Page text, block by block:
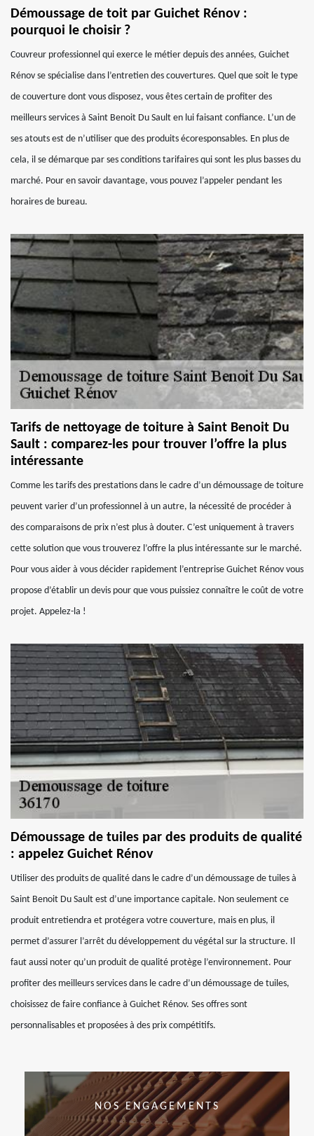
Démoussage de toit par Guichet Rénov :
pourquoi le choisir ?
Couvreur professionnel qui exerce le métier depuis des années, Guichet
Rénov se spécialise dans l’entretien des couvertures. Quel que soit le type
de couverture dont vous disposez, vous êtes certain de profiter des
meilleurs services à Saint Benoit Du Sault en lui faisant confiance. L’un de
ses atouts est de n’utiliser que des produits écoresponsables. En plus de
cela, il se démarque par ses conditions tarifaires qui sont les plus basses du
marché. Pour en savoir davantage, vous pouvez l’appeler pendant les
horaires de bureau.
Tarifs de nettoyage de toiture à Saint Benoit Du
Sault : comparez-les pour trouver l’offre la plus
intéressante
Comme les tarifs des prestations dans le cadre d’un démoussage de toiture
peuvent varier d’un professionnel à un autre, la nécessité de procéder à
des comparaisons de prix n’est plus à douter. C’est uniquement à travers
cette solution que vous trouverez l’offre la plus intéressante sur le marché.
Pour vous aider à vous décider rapidement l’entreprise Guichet Rénov vous
propose d’établir un devis pour que vous puissiez connaître le coût de votre
projet. Appelez-la !
Démoussage de tuiles par des produits de qualité
: appelez Guichet Rénov
Utiliser des produits de qualité dans le cadre d’un démoussage de tuiles à
Saint Benoit Du Sault est d’une importance capitale. Non seulement ce
produit entretiendra et protégera votre couverture, mais en plus, il
permet d’assurer l’arrêt du développement du végétal sur la structure. Il
faut aussi noter qu’un produit de qualité protège l’environnement. Pour
profiter des meilleurs services dans le cadre d’un démoussage de tuiles,
choisissez de faire confiance à Guichet Rénov. Ses offres sont
personnalisables et proposées à des prix compétitifs.
NOS ENGAGEMENTS